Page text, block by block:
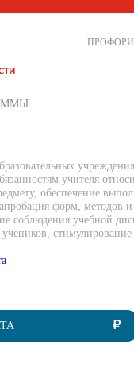
учителя
обеспечение
форм, методов
соблюдения учебной